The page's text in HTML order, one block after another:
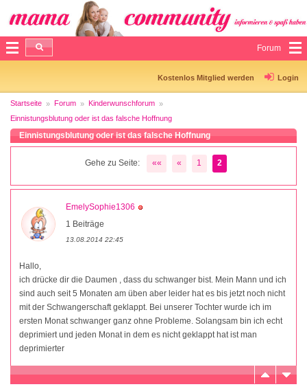
Forum
Kostenlos Mitglied werden Login
Startseite Forum
Kinderwunschforum
Einnistungsblutung oder ist das falsche Hoffnung
Einnistungsblutung oder ist das falsche Hoffnung
Gehe zu Seite: «« « 1 2
EmelySophie1306
1 Beiträge
13.08.2014 22:45
Hallo,
ich drücke dir die Daumen , dass du schwanger bist. Mein Mann und ich
sind auch seit 5 Monaten am üben aber leider hat es bis jetzt noch nicht
mit der Schwangerschaft geklappt. Bei unserer Tochter wurde ich im
ersten Monat schwanger ganz ohne Probleme. Solangsam bin ich echt
deprimiert und jeden Monat in dem es nicht geklappt hat ist man
deprimierter